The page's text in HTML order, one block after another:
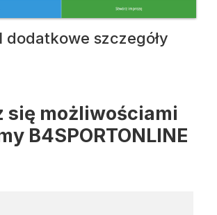
dodatkowe szczegóły
się możliwościami
B4SPORTONLINE